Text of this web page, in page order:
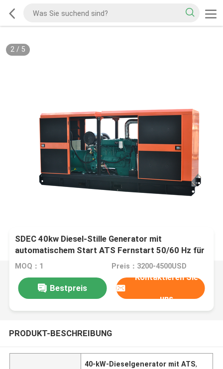
2/ 5
SDEC 40kw Diesel-Stille Generator mit
automatischem Start ATS Fernstart 50/60 Hz für
Zuhause
MOQ：1 Preis：3200-4500USD
Bestpreis
Kontaktieren Sie
uns
PRODUKT-BESCHREIBUNG
40-kW-Dieselgenerator mit ATS,